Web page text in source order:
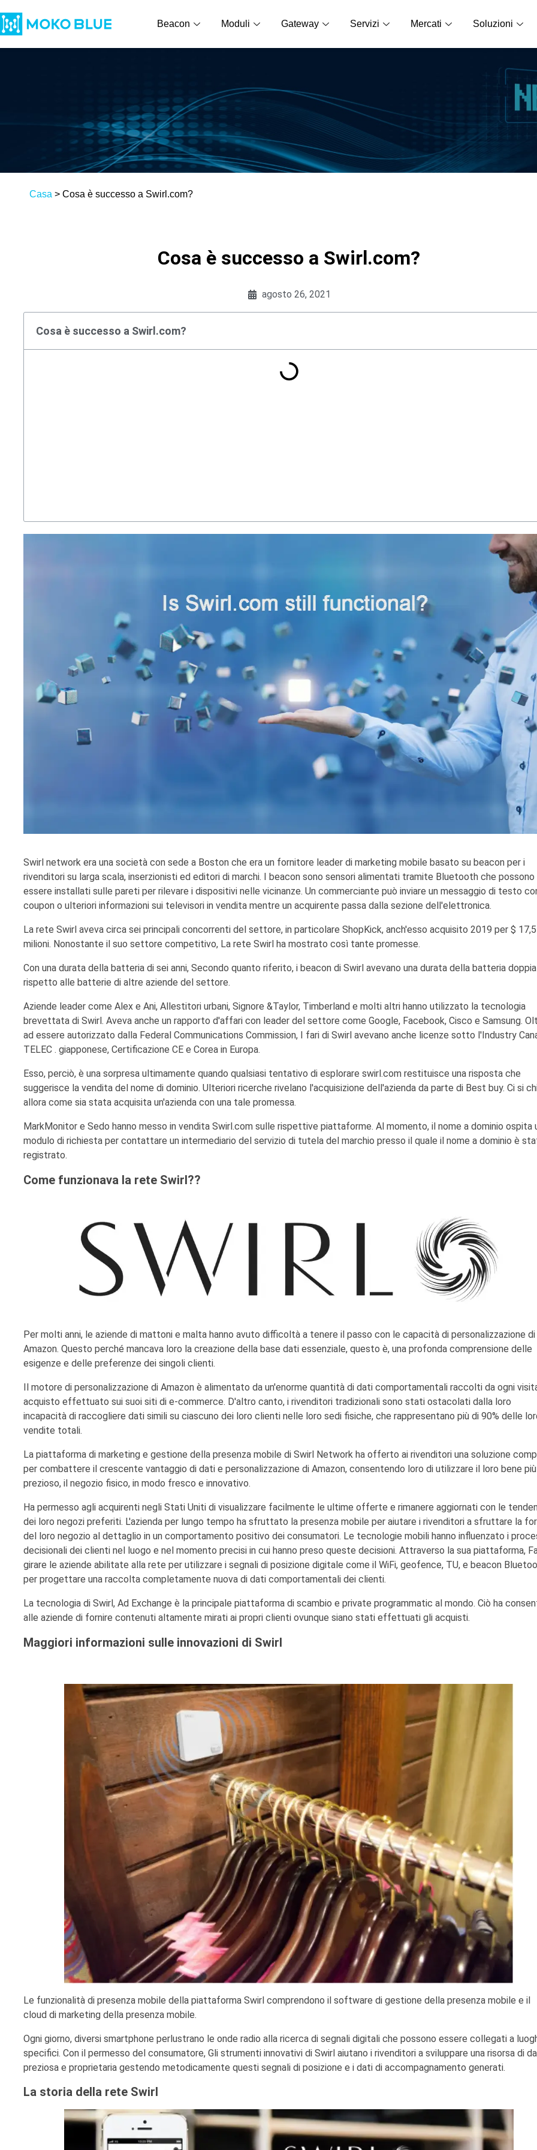
Beacon Moduli Gateway Servizi Mercati Soluzioni
Casa > Cosa è successo a Swirl.com?
Cosa è successo a Swirl.com?
agosto 26, 2021
Cosa è successo a Swirl.com?
Swirl network era una società con sede a Boston che era un fornitore leader di marketing mobile basato su beacon per i
rivenditori su larga scala, inserzionisti ed editori di marchi. I beacon sono sensori alimentati tramite Bluetooth che possono
essere installati sulle pareti per rilevare i dispositivi nelle vicinanze. Un commerciante può inviare un messaggio di testo
coupon o ulteriori informazioni sui televisori in vendita mentre un acquirente passa dalla sezione dell'elettronica.
La rete Swirl aveva circa sei principali concorrenti del settore, in particolare ShopKick, anch'esso acquisito 2019 per $ 17,5
milioni. Nonostante il suo settore competitivo, La rete Swirl ha mostrato così tante promesse.
Con una durata della batteria di sei anni, Secondo quanto riferito, i beacon di Swirl avevano una durata della batteria doppia
rispetto alle batterie di altre aziende del settore.
Aziende leader come Alex e Ani, Allestitori urbani, Signore &Taylor, Timberland e molti altri hanno utilizzato la tecnologia
brevettata di Swirl. Aveva anche un rapporto d'affari con leader del settore come Google, Facebook, Cisco e Samsung.
ad essere autorizzato dalla Federal Communications Commission, I fari di Swirl avevano anche licenze sotto l'Industry
TELEC . giapponese, Certificazione CE e Corea in Europa.
Esso, perciò, è una sorpresa ultimamente quando qualsiasi tentativo di esplorare swirl.com restituisce una risposta che
suggerisce la vendita del nome di dominio. Ulteriori ricerche rivelano l'acquisizione dell'azienda da parte di Best buy. Ci si
allora come sia stata acquisita un'azienda con una tale promessa.
MarkMonitor e Sedo hanno messo in vendita Swirl.com sulle rispettive piattaforme. Al momento, il nome a dominio ospita
modulo di richiesta per contattare un intermediario del servizio di tutela del marchio presso il quale il nome a dominio è
registrato.
Come funzionava la rete Swirl??
Per molti anni, le aziende di mattoni e malta hanno avuto difficoltà a tenere il passo con le capacità di personalizzazione di
Amazon. Questo perché mancava loro la creazione della base dati essenziale, questo è, una profonda comprensione delle
esigenze e delle preferenze dei singoli clienti.
Il motore di personalizzazione di Amazon è alimentato da un'enorme quantità di dati comportamentali raccolti da ogni
acquisto effettuato sui suoi siti di e-commerce. D'altro canto, i rivenditori tradizionali sono stati ostacolati dalla loro
incapacità di raccogliere dati simili su ciascuno dei loro clienti nelle loro sedi fisiche, che rappresentano più di 90% delle
vendite totali.
La piattaforma di marketing e gestione della presenza mobile di Swirl Network ha offerto ai rivenditori una soluzione
per combattere il crescente vantaggio di dati e personalizzazione di Amazon, consentendo loro di utilizzare il loro bene più
prezioso, il negozio fisico, in modo fresco e innovativo.
Ha permesso agli acquirenti negli Stati Uniti di visualizzare facilmente le ultime offerte e rimanere aggiornati con le
dei loro negozi preferiti. L'azienda per lungo tempo ha sfruttato la presenza mobile per aiutare i rivenditori a sfruttare la
del loro negozio al dettaglio in un comportamento positivo dei consumatori. Le tecnologie mobili hanno influenzato i
decisionali dei clienti nel luogo e nel momento precisi in cui hanno preso queste decisioni. Attraverso la sua piattaforma,
girare le aziende abilitate alla rete per utilizzare i segnali di posizione digitale come il WiFi, geofence, TU, e beacon
per progettare una raccolta completamente nuova di dati comportamentali dei clienti.
La tecnologia di Swirl, Ad Exchange è la principale piattaforma di scambio e private programmatic al mondo. Ciò ha
alle aziende di fornire contenuti altamente mirati ai propri clienti ovunque siano stati effettuati gli acquisti.
Maggiori informazioni sulle innovazioni di Swirl
Le funzionalità di presenza mobile della piattaforma Swirl comprendono il software di gestione della presenza mobile e il
cloud di marketing della presenza mobile.
Ogni giorno, diversi smartphone perlustrano le onde radio alla ricerca di segnali digitali che possono essere collegati a
specifici. Con il permesso del consumatore, Gli strumenti innovativi di Swirl aiutano i rivenditori a sviluppare una risorsa di
preziosa e proprietaria gestendo metodicamente questi segnali di posizione e i dati di accompagnamento generati.
La storia della rete Swirl